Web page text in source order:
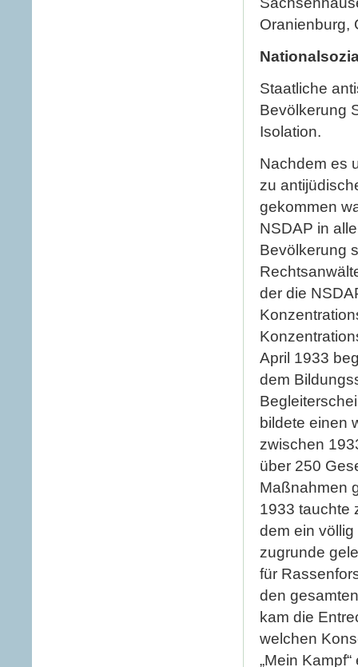
Oranienburg,
Staatliche
Bevölkerung
Isolation.
Nachdem es
zu
gekommen
NSDAP in
Bevölkerung
der die
April 1933
dem
bildete einen
zwischen
über 250
Maßnahmen
1933 tauchte
dem ein
zugrunde
für
den
kam die
welchen
„Mein